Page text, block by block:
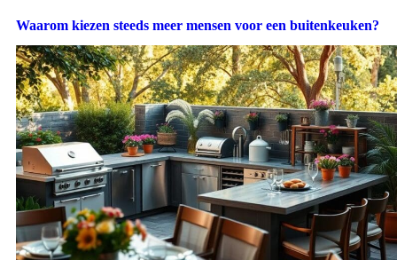
Waarom kiezen steeds meer mensen voor een buitenkeuken?